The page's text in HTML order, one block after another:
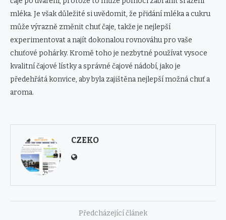
mléka. Je však důležité si uvědomit, že přidání mléka a cukru
může výrazně změnit chuť čaje, takže je nejlepší
experimentovat a najít dokonalou rovnováhu pro vaše
chuťové pohárky. Kromě toho je nezbytné používat vysoce
kvalitní čajové lístky a správné čajové nádobí, jako je
předehřátá konvice, aby byla zajištěna nejlepší možná chuť a
aroma.
CZEKO
Předcházející článek